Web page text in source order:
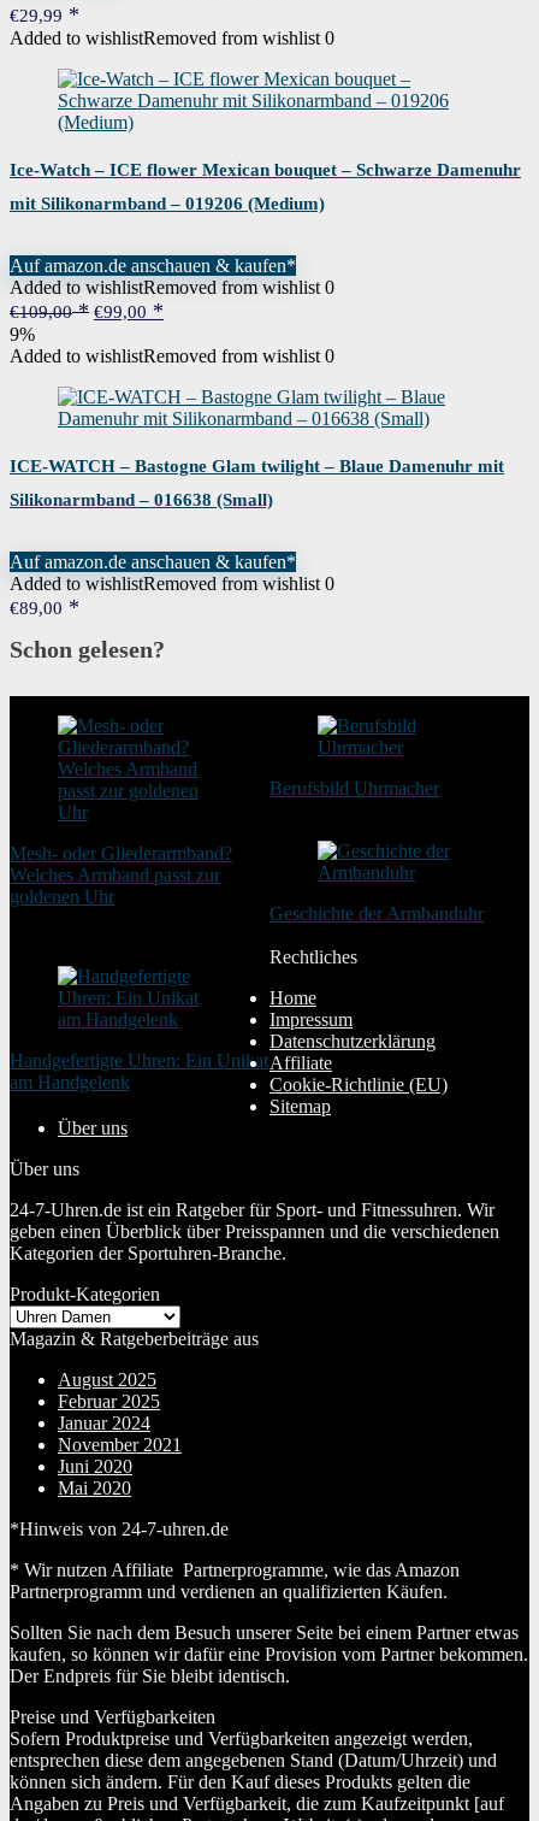
€29,99
Added to wishlistRemoved from wishlist 0
Ice-Watch – ICE flower Mexican bouquet – Schwarze Damenuhr
mit Silikonarmband – 019206 (Medium)
Auf amazon.de anschauen & kaufen*
Added to wishlistRemoved from wishlist 0
€109,00
Ursprünglicher
war:
€109,00
€99,00
€99,00.
9%
Added to wishlistRemoved from wishlist 0
ICE-WATCH – Bastogne Glam twilight – Blaue Damenuhr mit
Silikonarmband – 016638 (Small)
Auf amazon.de anschauen & kaufen*
Added to wishlistRemoved from wishlist 0
€89,00
Schon gelesen?
Mesh- oder Gliederarmband?
Welches Armband passt zur
goldenen Uhr
Berufsbild Uhrmacher
Geschichte der Armbanduhr
Handgefertigte Uhren: Ein Unikat
am Handgelenk
Rechtliches
Home
Impressum
Datenschutzerklärung
Affiliate
Cookie-Richtlinie (EU)
Sitemap
Über uns
Über uns
24-7-Uhren.de ist ein Ratgeber für Sport- und Fitnessuhren. Wir
geben einen Überblick über Preisspannen und die verschiedenen
Kategorien der Sportuhren-Branche.
Produkt-Kategorien
Magazin & Ratgeberbeiträge aus
August 2025
Februar 2025
Januar 2024
November 2021
Juni 2020
Mai 2020
*Hinweis von 24-7-uhren.de
* Wir nutzen Affiliate Partnerprogramme, wie das Amazon
Partnerprogramm und verdienen an qualifizierten Käufen.
Sollten Sie nach dem Besuch unserer Seite bei einem Partner etwas
kaufen, so können wir dafür eine Provision vom Partner bekommen.
Der Endpreis für Sie bleibt identisch.
Preise und Verfügbarkeiten
Sofern Produktpreise und Verfügbarkeiten angezeigt werden,
entsprechen diese dem angegebenen Stand (Datum/Uhrzeit) und
können sich ändern. Für den Kauf dieses Produkts gelten die
Angaben zu Preis und Verfügbarkeit, die zum Kaufzeitpunkt [auf